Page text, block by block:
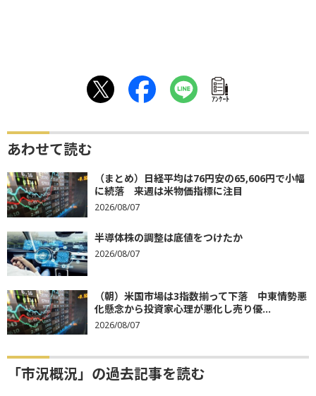
ｱﾝｹｰﾄ
あわせて読む
（まとめ）日経平均は76円安の65,606円で小幅
に続落 来週は米物価指標に注目
2026/08/07
半導体株の調整は底値をつけたか
2026/08/07
（朝）米国市場は3指数揃って下落 中東情勢悪
化懸念から投資家心理が悪化し売り優...
2026/08/07
「市況概況」の過去記事を読む